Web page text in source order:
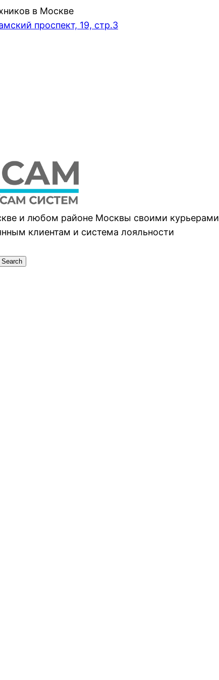
в Москве
проспект, 19, стр.3
и любом районе Москвы своими курьерами
клиентам и система лояльности
Search